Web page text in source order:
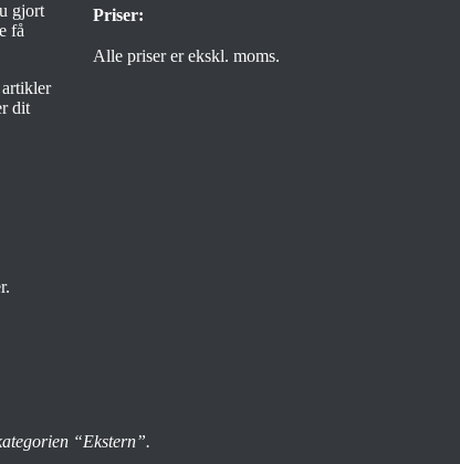
gjort
få
dit
Priser:
Alle priser er ekskl. moms.
“Ekstern”.